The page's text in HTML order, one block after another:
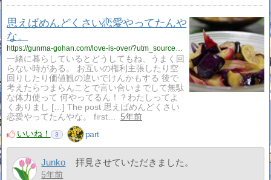
思えばめんどくさい恋愛やってたんや
な。
https://gunma-gohan.com/love-is-over/?utm_source=rss&utm_medium=rss&utm_campaign=love-is-over
一緒に暮らしているとどうしてもね、うまく回
らない時がある。 お互いの権利主張したり空
回りしたり価値観の違いでけんかもする 後で
考えたらつまらんことで言い合いまでして無駄
な体力使って 何やってるん！？わたしってよ
くありまし […] The post 思えばめんどくさい
恋愛やってたんやな。 first…
5年前
いいね！
3 part
Junko 拝見させていただきました。
5年前